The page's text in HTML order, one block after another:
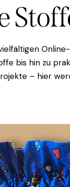
bis hin zu
– hier